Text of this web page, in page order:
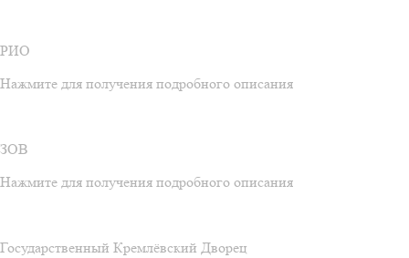
РИО
Нажмите для получения подробного описания
ЗОВ
Нажмите для получения подробного описания
Государственный Кремлёвский Дворец